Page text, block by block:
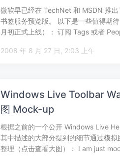
微软早已经在 TechNet 和 MSDN 推
书签服务预览版。 以下是一些值得期
月初正式上线）： 订阅 Tags 或者
2008 年 8 月 27 日, 2:03 上午
Windows Live Toolbar
图 Mock-up
根据之前的一个公开 Windows Live
其中描述的大部分提到的细节通过模拟
整理（点击查看大图）： I am just